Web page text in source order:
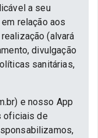
a seu
relação aos
(alvará
divulgação
sanitárias,
e nosso App
oficiais de